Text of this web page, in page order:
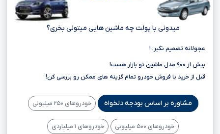
میدونی با پولت چه ماشین هایی میتونی بخری؟
عجولانه تصمیم نگیر، !
بیش از ۹۰۰ مدل ماشین تو بازار هست!
قبل از خرید یا فروش خودرو تمام گزینه های ممکن رو بررسی کن!
مشاوره بر اساس بودجه دلخواه خودروهای ۲۵۰ میلیونی
خودروهای ۵۰۰ میلیونی خودروهای ۱ میلیاردی